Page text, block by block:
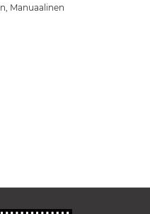
Manuaalinen